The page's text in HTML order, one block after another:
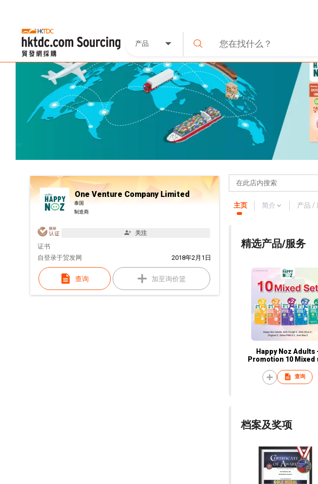
产品
One Venture Company Limited
泰国
制造商
关注
证书
自
2018年2月1日
登录于贸发网
查询 加至询价篮
主页 简介 产品 /
精选产品/服务
Happy Noz Adults
Promotion 10 Mixed
查询
档案及奖项